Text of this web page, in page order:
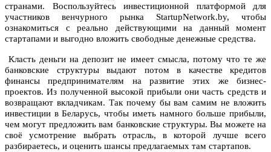
странами. Воспользуйтесь инвестиционной платформой для
участников венчурного рынка StartupNetwork.by, чтобы
ознакомиться с реально действующими на данный момент
стартапами и выгодно вложить свободные денежные средства.
Класть деньги на депозит не имеет смысла, потому что те же
банковские структуры выдают потом в качестве кредитов
финансы предпринимателям на развитие этих же бизнес-
проектов. Из полученной высокой прибыли они часть средств и
возвращают вкладчикам. Так почему бы вам самим не вложить
инвестиции в Беларусь, чтобы иметь намного больше прибыли,
чем могут предложить вам банковские структуры. Вы можете на
своё усмотрение выбрать отрасль, в которой лучше всего
разбираетесь, и оценить шансы предлагаемых там стартапов.